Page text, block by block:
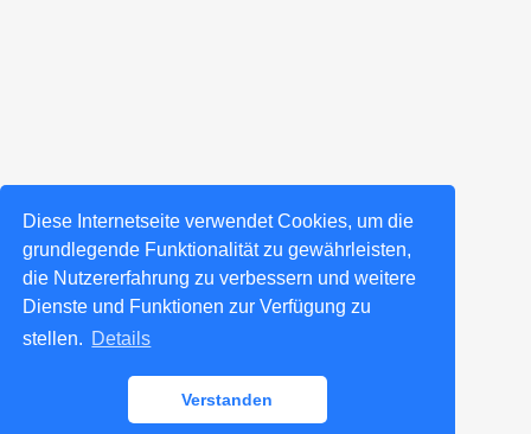
Diese Internetseite verwendet Cookies, um die
grundlegende Funktionalität zu gewährleisten,
die Nutzererfahrung zu verbessern und weitere
Dienste und Funktionen zur Verfügung zu
stellen. Details
Verstanden